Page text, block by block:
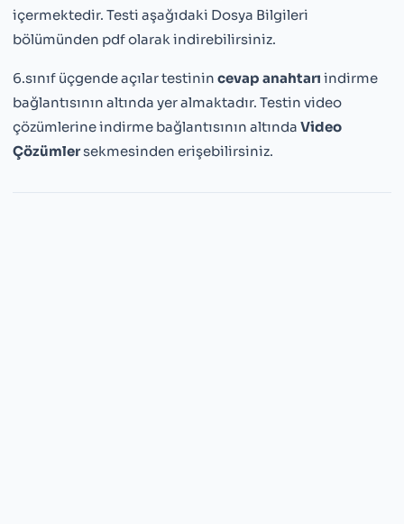
içermektedir. Testi aşağıdaki Dosya Bilgileri
bölümünden pdf olarak indirebilirsiniz.
6.sınıf üçgende açılar testinin cevap anahtarı indirme
bağlantısının altında yer almaktadır. Testin video
çözümlerine indirme bağlantısının altında Video
Çözümlersekmesinden erişebilirsiniz.